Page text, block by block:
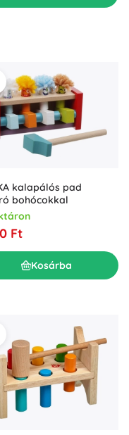
kalapálós pad
bohócokkal
Ft
Kosárba